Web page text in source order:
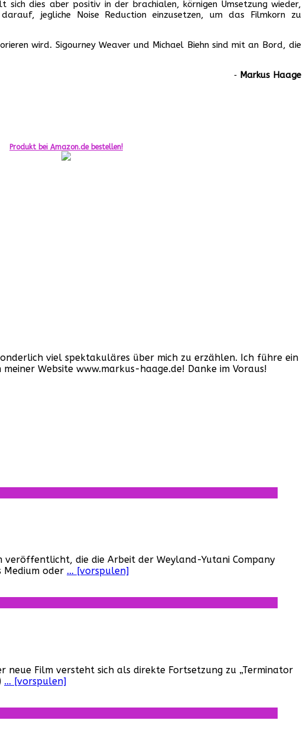
sich dies aber positiv in der brachialen, körnigen Umsetzung wieder,
jegliche Noise Reduction einzusetzen, um das Filmkorn zu
wird. Sigourney Weaver und Michael Biehn sind mit an Bord, die
‐ Markus Haage
Produkt bei Amazon.de bestellen!
viel spektakuläres über mich zu erzählen. Ich führe ein
Website www.markus-haage.de! Danke im Voraus!
veröffentlicht, die die Arbeit der Weyland-Yutani Company
Medium oder … [vorspulen]
neue Film versteht sich als direkte Fortsetzung zu „Terminator
… [vorspulen]